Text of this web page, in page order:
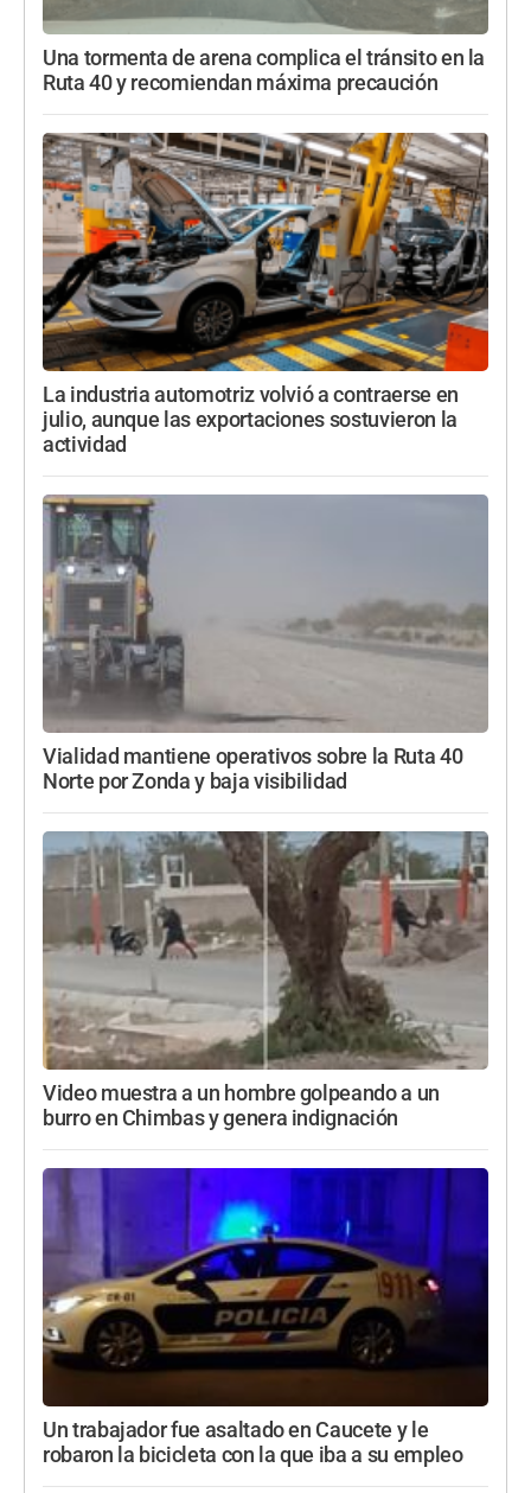
Una tormenta de arena complica el tránsito en la
Ruta 40 y recomiendan máxima precaución
La industria automotriz volvió a contraerse en
julio, aunque las exportaciones sostuvieron la
actividad
Vialidad mantiene operativos sobre la Ruta 40
Norte por Zonda y baja visibilidad
Video muestra a un hombre golpeando a un
burro en Chimbas y genera indignación
Un trabajador fue asaltado en Caucete y le
robaron la bicicleta con la que iba a su empleo